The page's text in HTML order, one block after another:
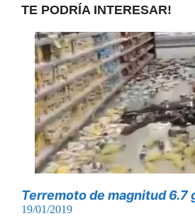
TE PODRÍA INTERESAR!
Terremoto de magnitud 6.7
19/01/2019